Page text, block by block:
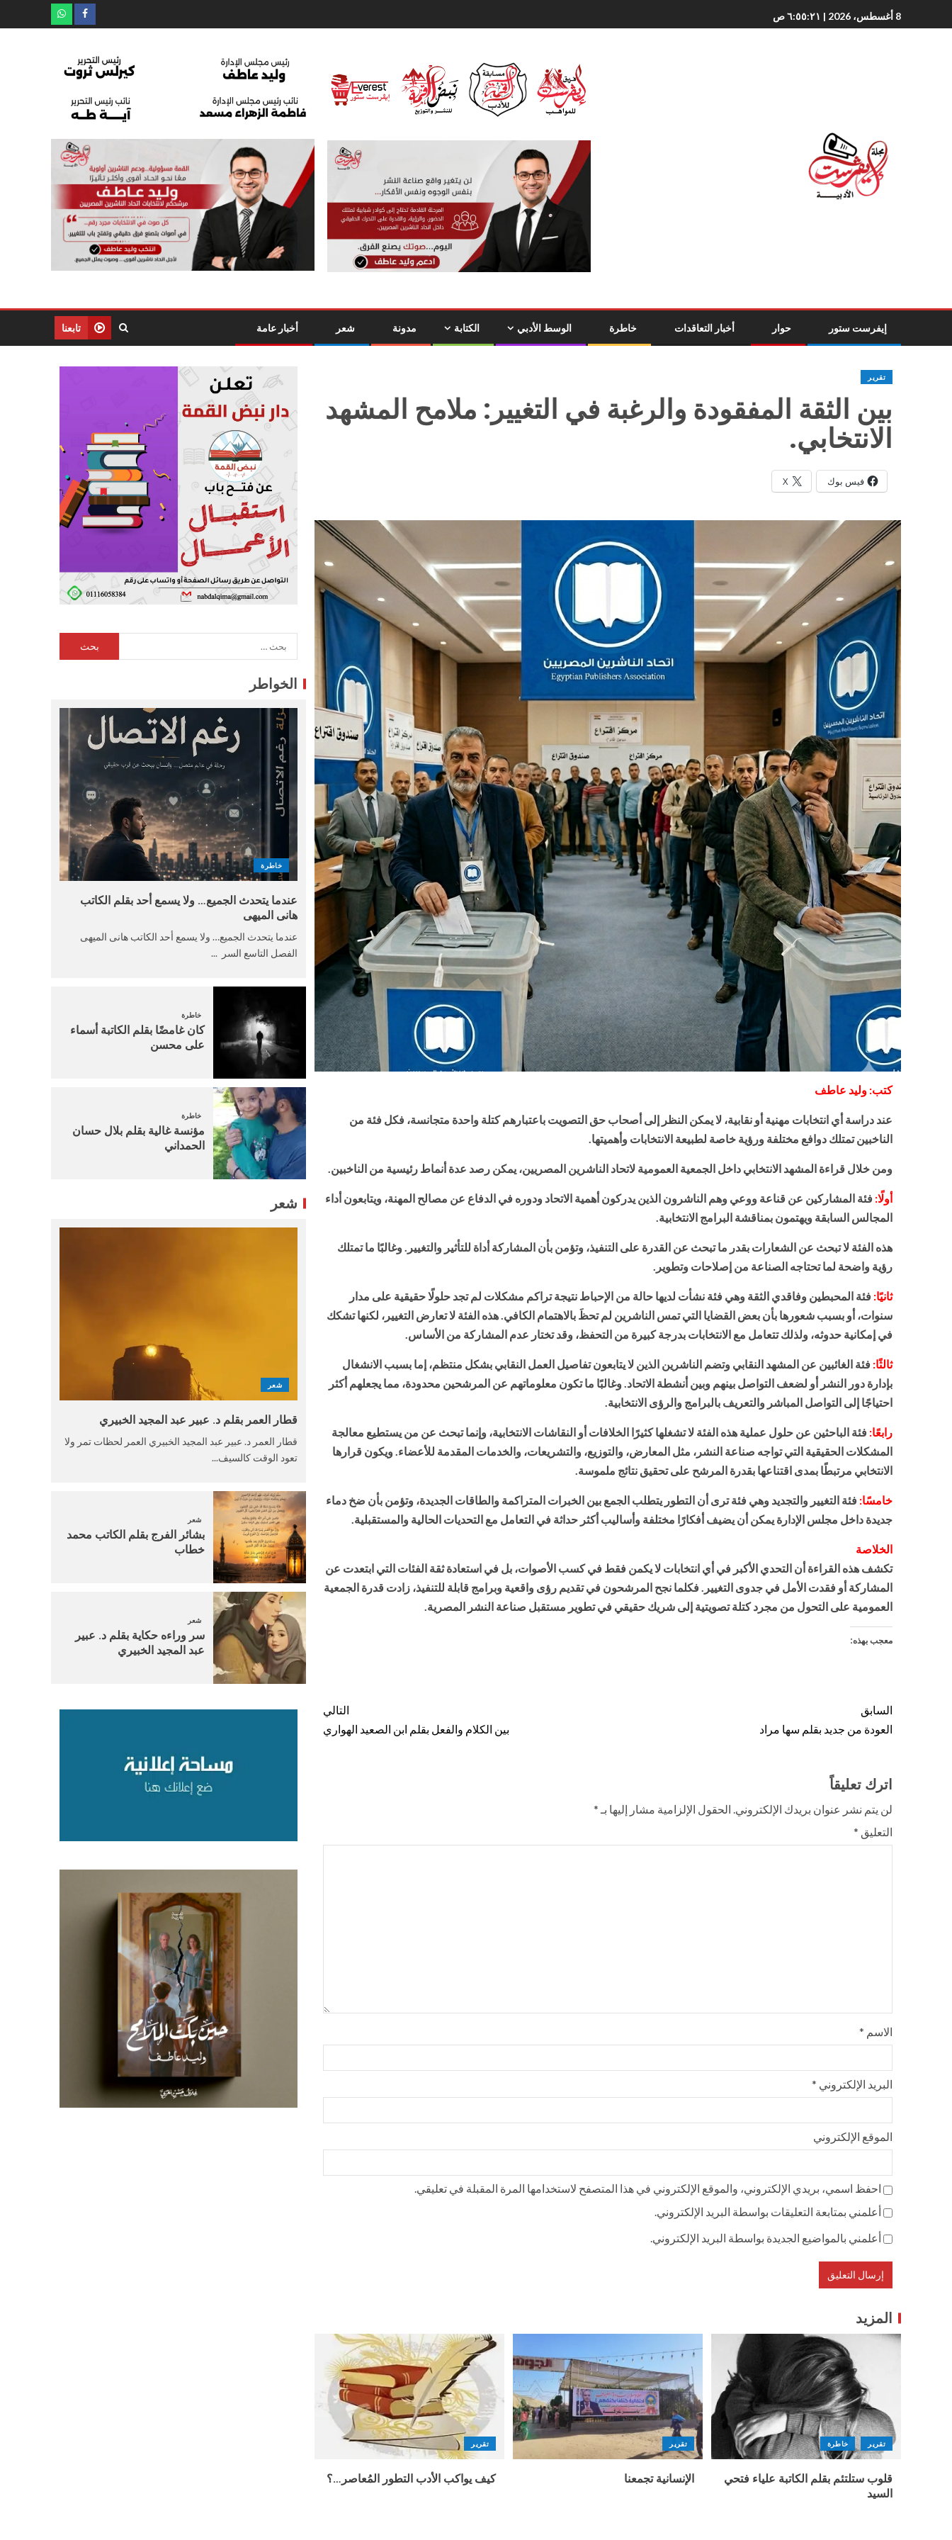
8 أغسطس، 2026 | ٦:٥٥:٢٢ ص
إيفرست ستور حوار أخبار التعاقدات خاطرة الوسط الأدبي الكتابة مدونة شعر أخبار عامة تابعنا
تقرير
بين الثقة المفقودة والرغبة في التغيير: ملامح المشهد
الانتخابي.
فيس بوك X
كتب: وليد عاطف
عند دراسة أي انتخابات مهنية أو نقابية، لا يمكن النظر إلى أصحاب حق التصويت باعتبارهم كتلة واحدة متجانسة، فكل فئة من
الناخبين تمتلك دوافع مختلفة ورؤية خاصة لطبيعة الانتخابات وأهميتها.
ومن خلال قراءة المشهد الانتخابي داخل الجمعية العمومية لاتحاد الناشرين المصريين، يمكن رصد عدة أنماط رئيسية من الناخبين.
أولًا: فئة المشاركين عن قناعة ووعي وهم الناشرون الذين يدركون أهمية الاتحاد ودوره في الدفاع عن مصالح المهنة، ويتابعون أداء
المجالس السابقة ويهتمون بمناقشة البرامج الانتخابية.
هذه الفئة لا تبحث عن الشعارات بقدر ما تبحث عن القدرة على التنفيذ، وتؤمن بأن المشاركة أداة للتأثير والتغيير. وغالبًا ما تمتلك
رؤية واضحة لما تحتاجه الصناعة من إصلاحات وتطوير.
ثانيًا: فئة المحبطين وفاقدي الثقة وهي فئة نشأت لديها حالة من الإحباط نتيجة تراكم مشكلات لم تجد حلولًا حقيقية على مدار
سنوات، أو بسبب شعورها بأن بعض القضايا التي تمس الناشرين لم تحظَ بالاهتمام الكافي. هذه الفئة لا تعارض التغيير، لكنها تشكك
في إمكانية حدوثه، ولذلك تتعامل مع الانتخابات بدرجة كبيرة من التحفظ، وقد تختار عدم المشاركة من الأساس.
ثالثًا: فئة الغائبين عن المشهد النقابي وتضم الناشرين الذين لا يتابعون تفاصيل العمل النقابي بشكل منتظم، إما بسبب الانشغال
بإدارة دور النشر أو لضعف التواصل بينهم وبين أنشطة الاتحاد. وغالبًا ما تكون معلوماتهم عن المرشحين محدودة، مما يجعلهم أكثر
احتياجًا إلى التواصل المباشر والتعريف بالبرامج والرؤى الانتخابية.
رابعًا: فئة الباحثين عن حلول عملية هذه الفئة لا تشغلها كثيرًا الخلافات أو النقاشات الانتخابية، وإنما تبحث عن من يستطيع معالجة
المشكلات الحقيقية التي تواجه صناعة النشر، مثل المعارض، والتوزيع، والتشريعات، والخدمات المقدمة للأعضاء. ويكون قرارها
الانتخابي مرتبطًا بمدى اقتناعها بقدرة المرشح على تحقيق نتائج ملموسة.
خامسًا: فئة التغيير والتجديد وهي فئة ترى أن التطور يتطلب الجمع بين الخبرات المتراكمة والطاقات الجديدة، وتؤمن بأن ضخ دماء
جديدة داخل مجلس الإدارة يمكن أن يضيف أفكارًا مختلفة وأساليب أكثر حداثة في التعامل مع التحديات الحالية والمستقبلية.
الخلاصة
تكشف هذه القراءة أن التحدي الأكبر في أي انتخابات لا يكمن فقط في كسب الأصوات، بل في استعادة ثقة الفئات التي ابتعدت عن
المشاركة أو فقدت الأمل في جدوى التغيير. فكلما نجح المرشحون في تقديم رؤى واقعية وبرامج قابلة للتنفيذ، زادت قدرة الجمعية
العمومية على التحول من مجرد كتلة تصويتية إلى شريك حقيقي في تطوير مستقبل صناعة النشر المصرية.
معجب بهذه:
السابق
العودة من جديد بقلم سها مراد
التالي
بين الكلام والفعل بقلم ابن الصعيد الهواري
اترك تعليقاً
لن يتم نشر عنوان بريدك الإلكتروني. الحقول الإلزامية مشار إليها بـ *
التعليق *
الاسم *
البريد الإلكتروني *
الموقع الإلكتروني
احفظ اسمي، بريدي الإلكتروني، والموقع الإلكتروني في هذا المتصفح لاستخدامها المرة المقبلة في تعليقي.
أعلمني بمتابعة التعليقات بواسطة البريد الإلكتروني.
أعلمني بالمواضيع الجديدة بواسطة البريد الإلكتروني.
المزيد
تقرير خاطرة
قلوب ستلتئم بقلم الكاتبة علياء فتحي
السيد
تقرير
الإنسانية تجمعنا
تقرير
كيف يواكب الأدب التطور المُعاصر…؟
الخواطر
خاطرة
عندما يتحدث الجميع… ولا يسمع أحد بقلم الكاتب
هانى الميهى
عندما يتحدث الجميع… ولا يسمع أحد الكاتب هانى الميهى
الفصل التاسع السر ...
خاطرة
كان غامضًا بقلم الكاتبة أسماء
على محسن
خاطرة
مؤنسة غالية بقلم بلال حسان
الحمداني
شعر
شعر
قطار العمر بقلم د. عبير عبد المجيد الخبيري
قطار العمر د. عبير عبد المجيد الخبيري العمر لحظات تمر ولا
تعود الوقت كالسيف...
شعر
بشائر الفرج بقلم الكاتب محمد
خطاب
شعر
سر وراءه حكاية بقلم د. عبير
عبد المجيد الخبيري